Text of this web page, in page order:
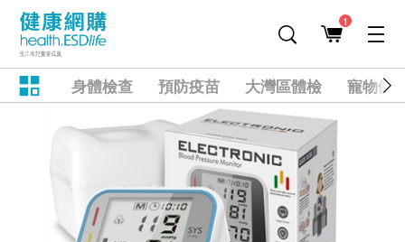
1
身體檢查 預防疫苗 大灣區體檢 寵物健